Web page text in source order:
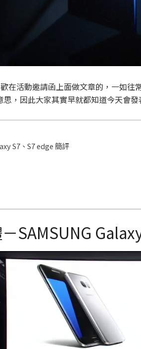
在活動邀請函上面做文章的，一如
，因此大家其實早就都知道今天會發
S7、S7 edge 簡評
SAMSUNG